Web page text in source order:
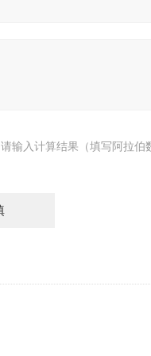
请输入计算结果（填写阿拉伯